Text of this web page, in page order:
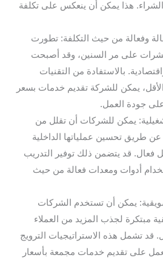
هذا يمكن أن ينعكس على تكلفة
وفعالة من حيث التكلفة: تطورت
على مر السنين، وقد أصبحت
بالاستفادة من التقنيات
الأقل، يمكن للشركة تقديم خدمات بسعر
جودة العمل.
يمكن للشركات أن تقلل من
عن طريق تحسين عملياتها الداخلية
فعال. قد يتضمن ذلك توفير التدريب
أدوات ومعدات فعالة من حيث
يمكن أن تستخدم الشركات
مبتكرة لجذب المزيد من العملاء
قد تشمل هذه الاستراتيجيات الترويج
على تقديم خدمات مجمعة بأسعار